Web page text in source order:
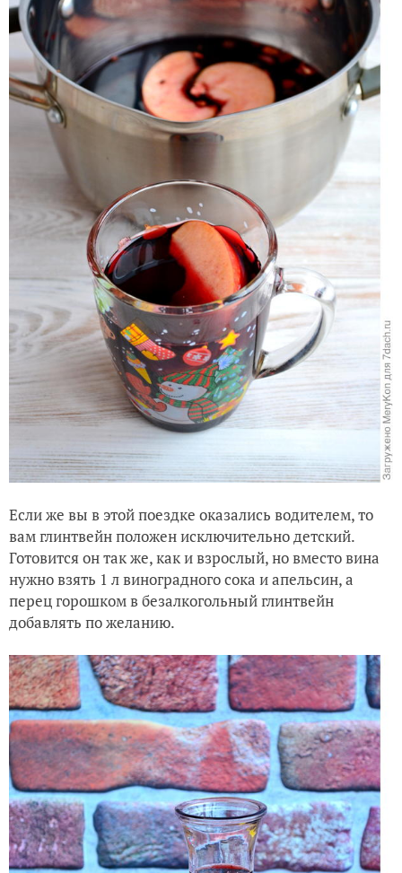
Если же вы в этой поездке оказались водителем, то
вам глинтвейн положен исключительно детский.
Готовится он так же, как и взрослый, но вместо вина
нужно взять 1 л виноградного сока и апельсин, а
перец горошком в безалкогольный глинтвейн
добавлять по желанию.